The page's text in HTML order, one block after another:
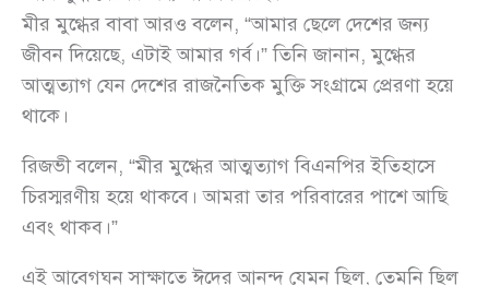
মীর মুগ্ধের বাবা আরও বলেন, “আমার ছেলে দেশের জন্য
জীবন দিয়েছে, এটাই আমার গর্ব।” তিনি জানান, মুগ্ধের
আত্মত্যাগ যেন দেশের রাজনৈতিক মুক্তি সংগ্রামে প্রেরণা হয়ে
থাকে।
রিজভী বলেন, “মীর মুগ্ধের আত্মত্যাগ বিএনপির ইতিহাসে
চিরস্মরণীয় হয়ে থাকবে। আমরা তার পরিবারের পাশে আছি
এবং থাকব।”
এই আবেগঘন সাক্ষাতে ঈদের আনন্দ যেমন ছিল, তেমনি ছিল